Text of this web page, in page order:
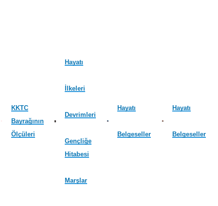
KKTC
Bayrağının
Ölçüleri
Hayatı
İlkeleri
Devrimleri
Gençliğe
Hitabesi
Marşlar
Hayatı
Belgeseller
Hayatı
Belgeseller